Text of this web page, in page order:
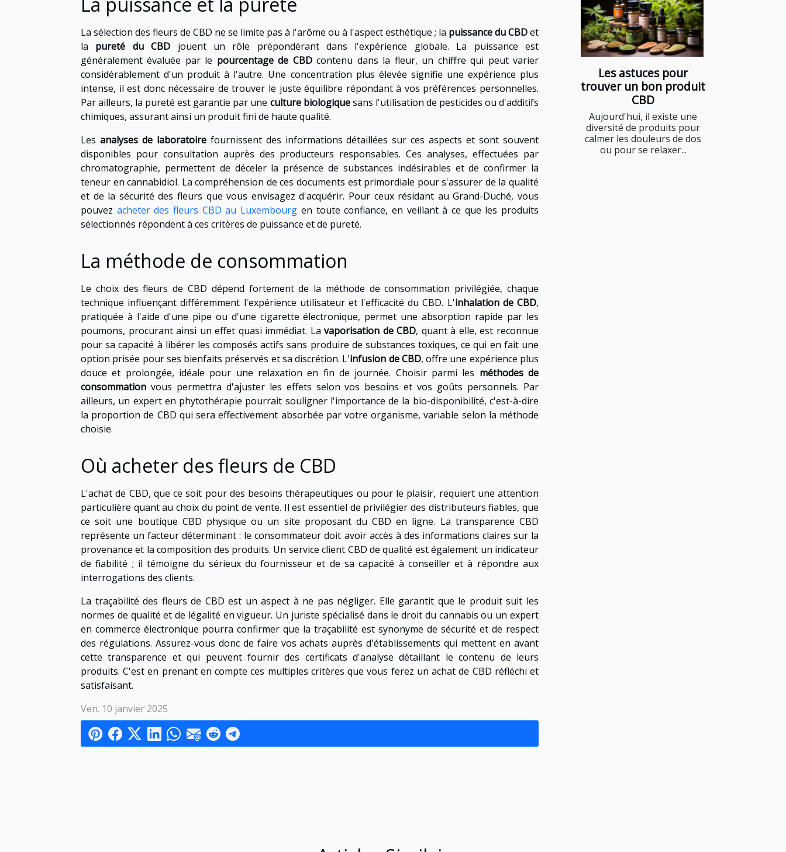
La sélection des fleurs de CBD ne se limite pas à l'arôme ou à l'aspect esthétique ; la puissance du CBDet
la pureté du CBD jouent un rôle prépondérant dans l'expérience globale. La puissance est
généralement évaluée par le pourcentage de CBDcontenu dans la fleur, un chiffre qui peut varier
considérablement d'un produit à l'autre. Une concentration plus élevée signifie une expérience plus
intense, il est donc nécessaire de trouver le juste équilibre répondant à vos préférences personnelles.
Par ailleurs, la pureté est garantie par une culture biologiquesans l'utilisation de pesticides ou d'additifs
chimiques, assurant ainsi un produit fini de haute qualité.
Les analyses de laboratoirefournissent des informations détaillées sur ces aspects et sont souvent
disponibles pour consultation auprès des producteurs responsables. Ces analyses, effectuées par
chromatographie, permettent de déceler la présence de substances indésirables et de confirmer la
teneur en cannabidiol. La compréhension de ces documents est primordiale pour s'assurer de la qualité
et de la sécurité des fleurs que vous envisagez d'acquérir. Pour ceux résidant au Grand-Duché, vous
pouvez acheter des fleurs CBD au Luxembourg en toute confiance, en veillant à ce que les produits
sélectionnés répondent à ces critères de puissance et de pureté.
La méthode de consommation
Le choix des fleurs de CBD dépend fortement de la méthode de consommation privilégiée, chaque
technique influençant différemment l'expérience utilisateur et l'efficacité du CBD. L'inhalation de CBD,
pratiquée à l'aide d'une pipe ou d'une cigarette électronique, permet une absorption rapide par les
poumons, procurant ainsi un effet quasi immédiat. Lavaporisation de CBD, quant à elle, est reconnue
pour sa capacité à libérer les composés actifs sans produire de substances toxiques, ce qui en fait une
option prisée pour ses bienfaits préservés et sa discrétion. L'infusion de CBD, offre une expérience plus
douce et prolongée, idéale pour une relaxation en fin de journée. Choisir parmi les méthodes de
consommation vous permettra d'ajuster les effets selon vos besoins et vos goûts personnels. Par
ailleurs, un expert en phytothérapie pourrait souligner l'importance de la bio-disponibilité, c'est-à-dire
la proportion de CBD qui sera effectivement absorbée par votre organisme, variable selon la méthode
choisie.
Où acheter des fleurs de CBD
L'achat de CBD, que ce soit pour des besoins thérapeutiques ou pour le plaisir, requiert une attention
particulière quant au choix du point de vente. Il est essentiel de privilégier des distributeurs fiables, que
ce soit une boutique CBD physique ou un site proposant du CBD en ligne. La transparence CBD
représente un facteur déterminant : le consommateur doit avoir accès à des informations claires sur la
provenance et la composition des produits. Un service client CBD de qualité est également un indicateur
de fiabilité ; il témoigne du sérieux du fournisseur et de sa capacité à conseiller et à répondre aux
interrogations des clients.
La traçabilité des fleurs de CBD est un aspect à ne pas négliger. Elle garantit que le produit suit les
normes de qualité et de légalité en vigueur. Un juriste spécialisé dans le droit du cannabis ou un expert
en commerce électronique pourra confirmer que la traçabilité est synonyme de sécurité et de respect
des régulations. Assurez-vous donc de faire vos achats auprès d'établissements qui mettent en avant
cette transparence et qui peuvent fournir des certificats d'analyse détaillant le contenu de leurs
produits. C'est en prenant en compte ces multiples critères que vous ferez un achat de CBD réfléchi et
satisfaisant.
Ven. 10 janvier 2025
Les astuces pour
trouver un bon produit
CBD
Aujourd'hui, il existe une
diversité de produits pour
calmer les douleurs de dos
ou pour se relaxer...